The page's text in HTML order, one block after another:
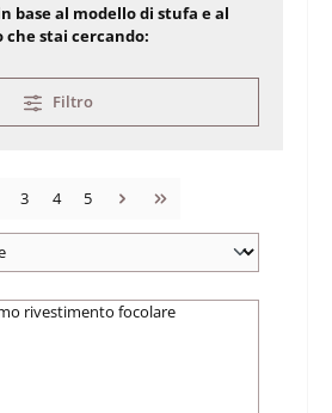
base al modello di stufa e al
che stai cercando:
Filtro
Pagina
3 Pagina
4 Pagina
5